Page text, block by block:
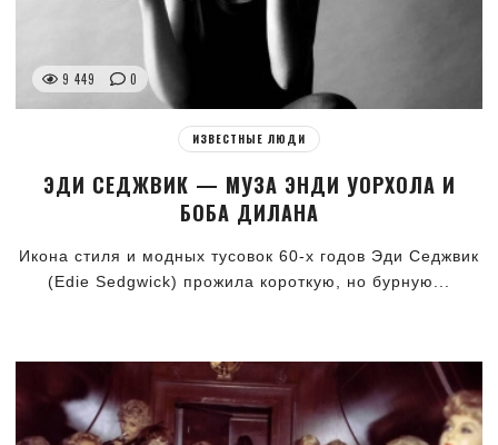
9 449 0
ИЗВЕСТНЫЕ ЛЮДИ
ЭДИ СЕДЖВИК — МУЗА ЭНДИ УОРХОЛА И
БОБА ДИЛАНА
Икона стиля и модных тусовок 60-х годов Эди Седжвик
(Edie Sedgwick) прожила короткую, но бурную...